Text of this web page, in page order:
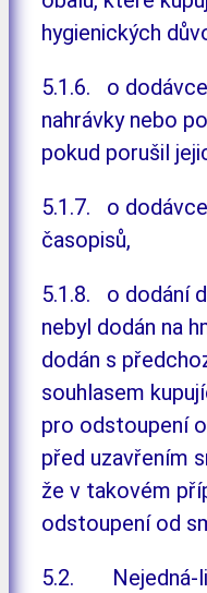
hygienických
5.1.6. o
nahrávky nebo
pokud porušil
5.1.7. o
časopisů,
5.1.8. o dodání
nebyl dodán na
dodán s
souhlasem
pro odstoupení
před uzavřením
že v takovém
odstoupení od
5.2. Nejedná-li